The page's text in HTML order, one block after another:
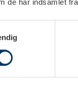
de har indsamlet